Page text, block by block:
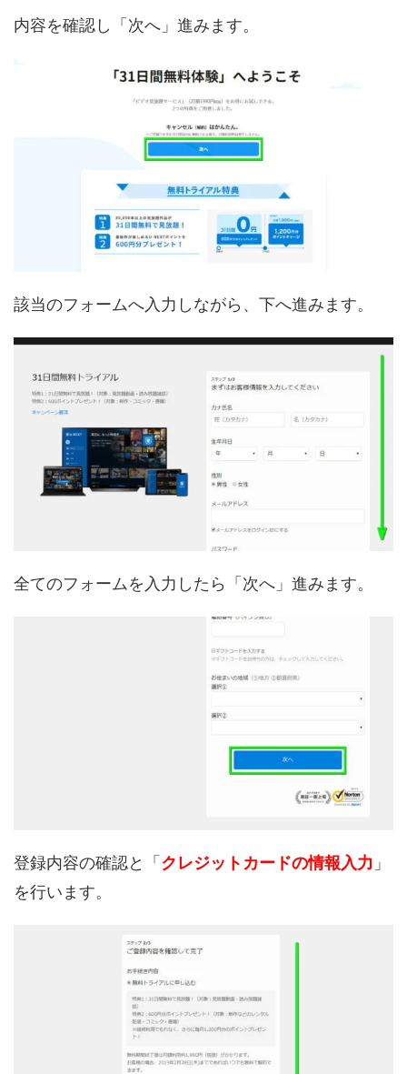
内容を確認し「次へ」進みます。
該当のフォームへ入力しながら、下へ進みます。
全てのフォームを入力したら「次へ」進みます。
登録内容の確認と「 クレジットカードの情報入力 」
を行います。